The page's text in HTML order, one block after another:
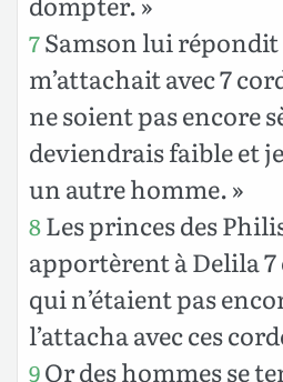
7Samson lui répondit
m’attachait avec 7
ne soient pas encore
deviendrais faible et
un autre homme. »
8Les princes des
apportèrent à Delila
qui n’étaient pas
l’attacha avec ces
9Or des hommes se